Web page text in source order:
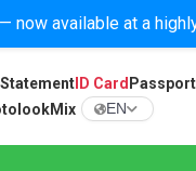
now available at a
Statement ID Card Passport
Mix EN